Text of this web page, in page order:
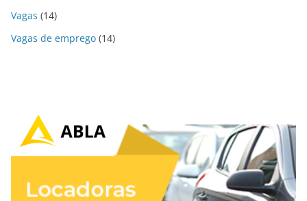
Vagas (14)
Vagas de emprego (14)